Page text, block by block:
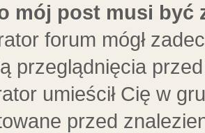
mój post musi być
forum mógł
przeglądnięcia
umieścił Cię w
przed